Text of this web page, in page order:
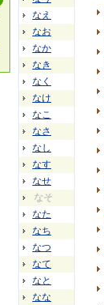
なえ
なお
なか
なき
なく
なけ
なこ
なさ
なし
なす
なせ
なそ
なた
なち
なつ
なて
なと
なな